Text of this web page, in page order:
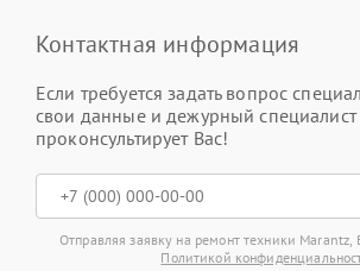
Контактная информация
Если требуется задать вопрос
свои данные и дежурный специалист
проконсультирует Вас!
Отправляя заявку на ремонт техники Marantz,
Политикой